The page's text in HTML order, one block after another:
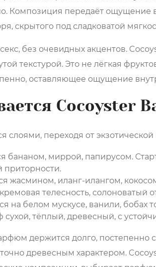
Композиция передаёт ощущение
скрытого под сладковатой
без очевидных акцентов.
текстурой. Это не лёгкая
оставляющее ощущение
Cocoyster
слоями, переходя от
бананом, миррой, папирусом.
приторности.
жасмином, иланг-илангом,
телесность, солоноватый
на белом мускусе, ванили, бобах
тёплый, древесный, с
держится долго, постепенно
древесным характером.